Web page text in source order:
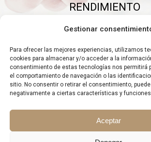
Gestionar
Para ofrecer las mejores experiencias, utilizamos
cookies para almacenar y/o acceder a la
consentimiento de estas tecnologías nos permitirá
el comportamiento de navegación o las
sitio. No consentir o retirar el consentimiento,
negativamente a ciertas características y
Aceptar
RENDIMIENTO
Elimine gastos inútiles y saque el